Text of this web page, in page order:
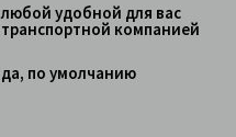
любой удобной для вас
транспортной компанией
да, по умолчанию